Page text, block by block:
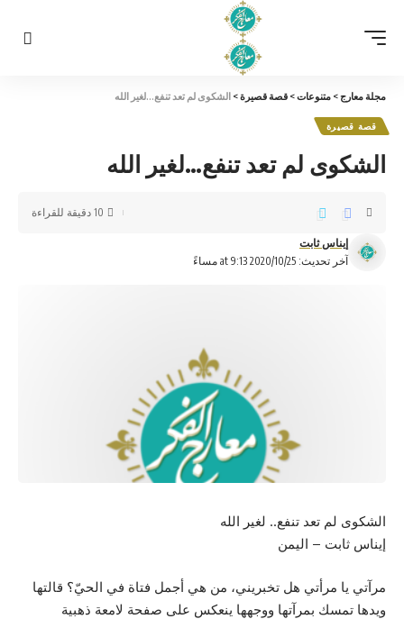
مجلة معارج> متنوعات> قصة قصيرة> الشكوى لم تعد تنفع…لغير الله
قصة قصيرة
الشكوى لم تعد تنفع…لغير الله
آخر تحديث: 2020/10/25 at 9:13 مساءً
إيناس ثابت
10 دقيقة للقراءة
الشكوى لم تعد تنفع.. لغير الله
إيناس ثابت – اليمن
مرآتي يا مرأتي هل تخبريني، من هي أجمل فتاة في الحيّ؟ قالتها
ويدها تمسك بمرآتها ووجهها ينعكس على صفحة لامعة ذهبية